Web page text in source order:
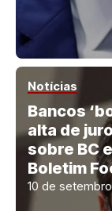
Notícias
Bancos
alta de
sobre BC
Boletim
10 de